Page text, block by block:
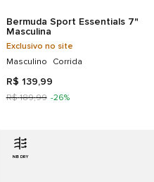
Bermuda Sport Essentials 7"
Masculina
Exclusivo no site
Masculino
Corrida
R$ 139,99
R$ 189,99 -26%
NB DRY